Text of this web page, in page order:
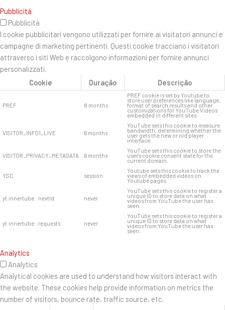
Pubblicità
Pubblicità
I cookie pubblicitari vengono utilizzati per fornire ai visitatori annunci e
campagne di marketing pertinenti. Questi cookie tracciano i visitatori
attraverso i siti Web e raccolgono informazioni per fornire annunci
personalizzati.
Cookie
Duração Descrição
PREF 8 months
PREF cookie is set by Youtube to
store user preferences like language,
format of search results and other
customizations for YouTube Videos
embedded in different sites.
VISITOR_INFO1_LIVE 6 months
YouTube sets this cookie to measure
bandwidth, determining whether the
user gets the new or old player
interface.
VISITOR_PRIVACY_METADATA 6 months
YouTube sets this cookie to store the
user's cookie consent state for the
current domain.
YSC session
Youtube sets this cookie to track the
views of embedded videos on
Youtube pages.
yt.innertube::nextId never
YouTube sets this cookie to register a
unique ID to store data on what
videos from YouTube the user has
seen.
yt.innertube::requests never
YouTube sets this cookie to register a
unique ID to store data on what
videos from YouTube the user has
seen.
Analytics
Analytics
Analytical cookies are used to understand how visitors interact with
the website. These cookies help provide information on metrics the
number of visitors, bounce rate, traffic source, etc.